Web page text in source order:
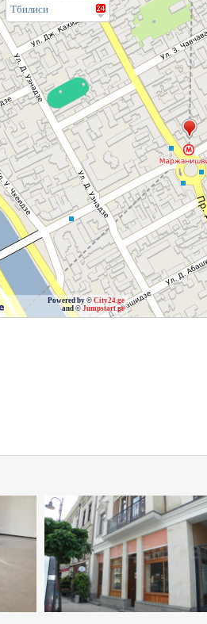
Тбилиси
Powered by © City24.ge
and © Jumpstart.ge